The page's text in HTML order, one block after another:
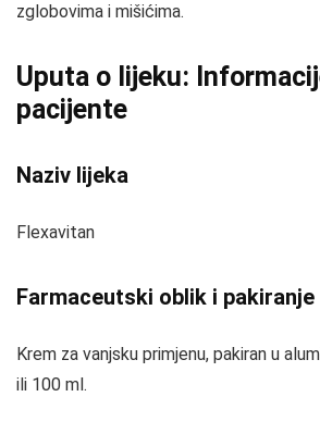
zglobovima i mišićima.
Uputa o lijeku:
pacijente
Naziv lijeka
Flexavitan
Farmaceutski oblik i pakiranje
Krem za vanjsku primjenu, pakiran u
ili 100 ml.